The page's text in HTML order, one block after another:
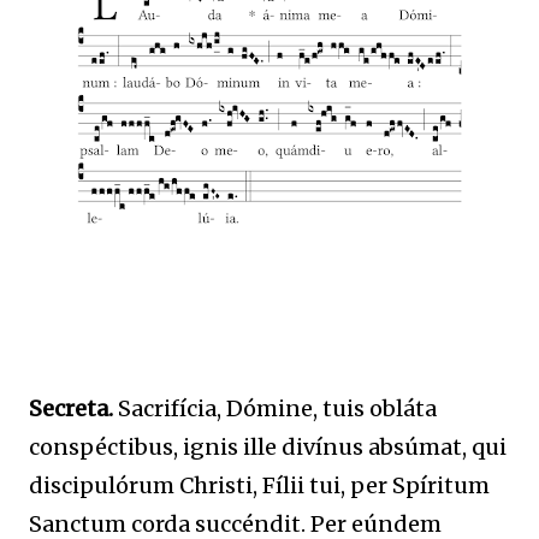
Secreta. Sacrifícia, Dómine, tuis obláta
conspéctibus, ignis ille divínus absúmat, qui
discipulórum Christi, Fílii tui, per Spíritum
Sanctum corda succéndit. Per eúndem